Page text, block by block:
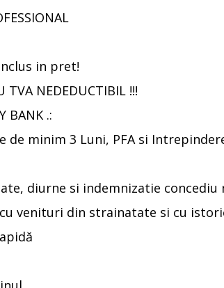
in pret!
TVA NEDEDUCTIBIL !!!
BANK .:
de minim 3 Luni, PFA si
diurne si indemnizatie concediu
venituri din strainatate si cu